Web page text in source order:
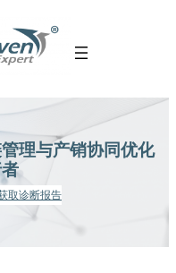
理与产销协同优化
取诊断报告